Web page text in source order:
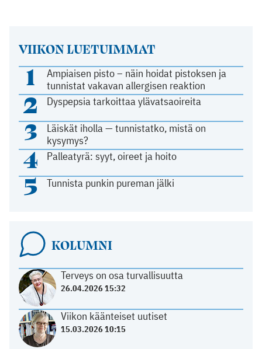
VIIKON LUETUIMMAT
1
Ampiaisen pisto – näin hoidat pistoksen ja
tunnistat vakavan allergisen reaktion
2 Dyspepsia tarkoittaa ylävatsaoireita
3
Läiskät iholla — tunnistatko, mistä on
kysymys?
4 Palleatyrä: syyt, oireet ja hoito
5 Tunnista punkin pureman jälki
KOLUMNI
Terveys on osa turvallisuutta
26.04.2026 15:32
Viikon käänteiset uutiset
15.03.2026 10:15